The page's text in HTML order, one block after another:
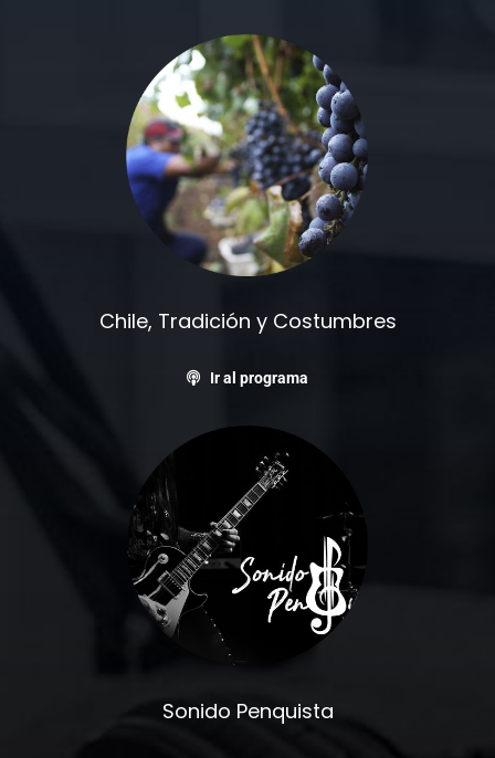
Chile, Tradición y Costumbres
Ir al programa
Sonido Penquista